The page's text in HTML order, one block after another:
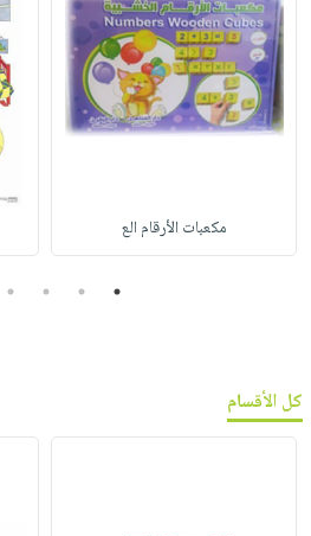
مكعبات الأرقام الع
1
2
3
4
كل الأقسام